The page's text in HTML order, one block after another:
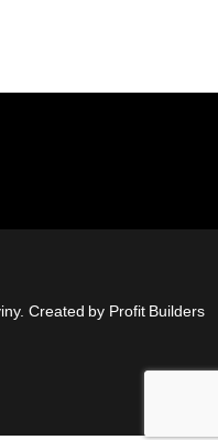
Created by Profit Builders